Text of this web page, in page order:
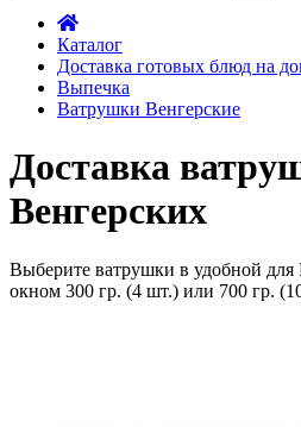
Каталог
Доставка готовых блюд на
Выпечка
Ватрушки Венгерские
Доставка
Венгерских
Выберите ватрушки в удобной для
окном 300 гр. (4 шт.) или 700 гр.